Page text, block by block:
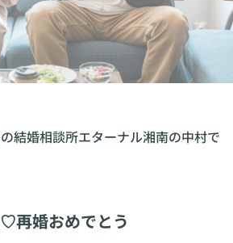
結婚相談所エターナル湘南の中村で
再婚おめでとう